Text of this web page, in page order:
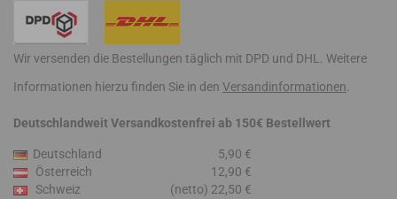
Wir versenden die Bestellungen täglich mit DPD und DHL. Weitere
Informationen hierzu finden Sie in den Versandinformationen
Deutschlandweit Versandkostenfrei ab 150€ Bestellwert
Deutschland
5,90 €
Österreich
12,90 €
Schweiz
(netto) 22,50 €